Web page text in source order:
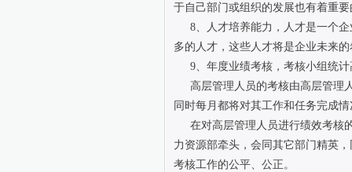
于自己部门或组织的发展也有着重
8、人才培养能力，人才是一个
多的人才，这些人才将是企业未来
9、年度业绩考核，考核小组统
高层管理人员的考核由高层管理
同时每月都将对其工作和任务完成
在对高层管理人员进行绩效考核
力资源部牵头，会同其它部门精英
考核工作的公平、公正。